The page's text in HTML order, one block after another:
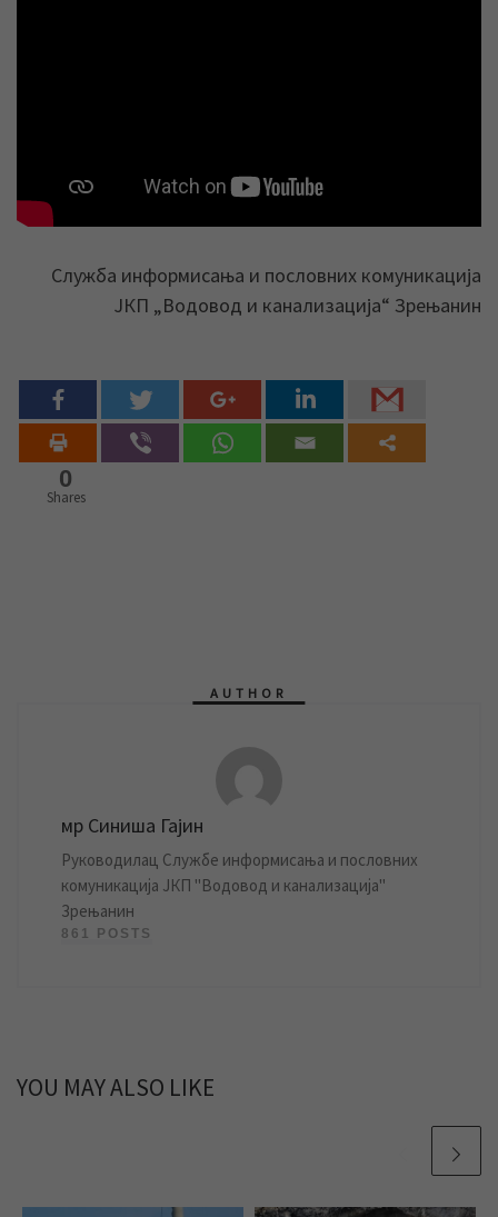
Служба информисања и пословних комуникација
ЈКП „Водовод и канализација“ Зрењанин
0
Shares
AUTHOR
мр Синиша Гајин
Руководилац Службе информисања и пословних
комуникација ЈКП "Водовод и канализација"
Зрењанин
861 POSTS
YOU MAY ALSO LIKE